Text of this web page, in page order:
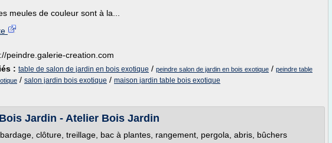
meules de couleur sont à la...
peindre.galerie-creation.com
: table de salon de jardin en bois exotique / peindre salon de jardin en bois exotique / peindre table
/ salon jardin bois exotique / maison jardin table bois exotique
Jardin - Atelier Bois Jardin
clôture, treillage, bac à plantes, rangement, pergola, abris, bûchers